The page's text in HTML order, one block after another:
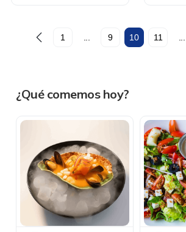
1 9 10 11
Ahora tus blu benefits
sola app.
DESCÁRGALA
¿Qué comemos hoy?